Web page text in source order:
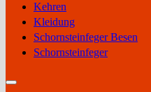
Kehren
Kleidung
Schornsteinfeger Besen
Schornsteinfeger